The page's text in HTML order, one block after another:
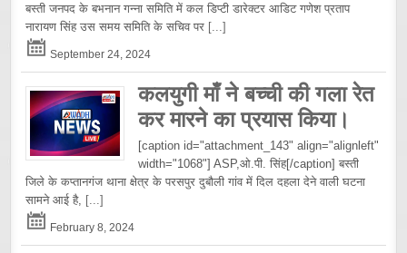
बस्ती जनपद के बभनान गन्ना समिति में कल डिप्टी डारेक्टर आडिट गणेश प्रताप
नारायण सिंह उस समय समिति के सचिव पर [...]
September 24, 2024
कलयुगी माँ ने बच्ची की गला रेत
कर मारने का प्रयास किया।
[caption id="attachment_143" align="alignleft"
width="1068"] ASP,ओ.पी. सिंह[/caption] बस्ती
जिले के कप्तानगंज थाना क्षेत्र के परसपुर दुबौली गांव में दिल दहला देने वाली घटना
सामने आई है, [...]
February 8, 2024